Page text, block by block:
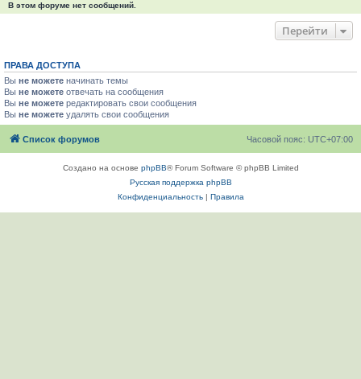
В этом форуме нет сообщений.
Перейти
ПРАВА ДОСТУПА
Вы не можете начинать темы
Вы не можете отвечать на сообщения
Вы не можете редактировать свои сообщения
Вы не можете удалять свои сообщения
Список форумов Часовой пояс: UTC+07:00
Создано на основе phpBB® Forum Software © phpBB Limited
Русская поддержка phpBB
Конфиденциальность| Правила